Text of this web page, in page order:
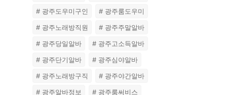
# 광주도우미구인
# 광주룸도우미
# 광주노래방직원
# 광주주말알바
# 광주당일알바
# 광주고소득알바
# 광주단기알바
# 광주심야알바
# 광주노래방구직
# 광주야간알바
# 광주알바정보
# 광주룸써비스